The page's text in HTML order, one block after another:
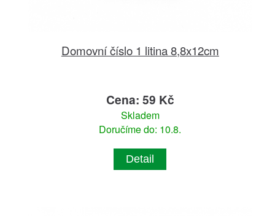
Domovní číslo 1 litina 8,8x12cm
Cena: 59 Kč
Skladem
Doručíme do: 10.8.
Detail